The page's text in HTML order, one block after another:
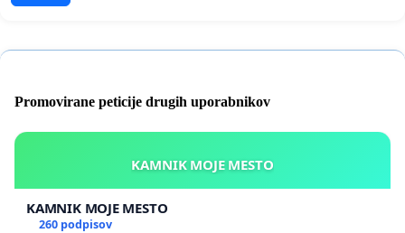
Promovirane peticije drugih uporabnikov
KAMNIK MOJE MESTO
KAMNIK MOJE MESTO
260 podpisov